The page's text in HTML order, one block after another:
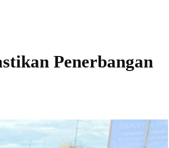
Penerbangan